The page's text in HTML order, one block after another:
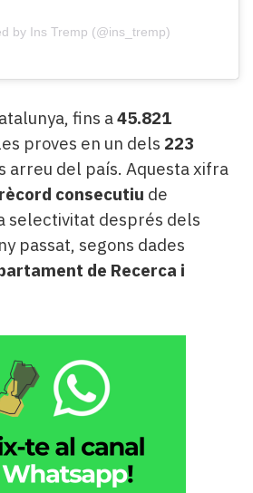
by Ins Tremp (@ins_tremp)
fins a45.821
proves en un dels 223
arreu del país. Aquesta xifra
consecutiu de
selectivitat després dels
passat, segons dades
de Recerca i